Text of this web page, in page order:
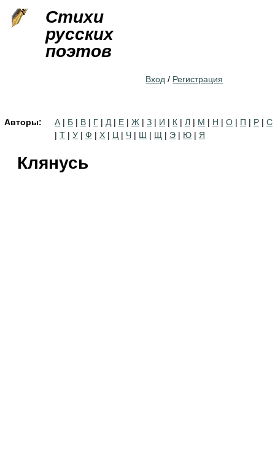
Стихи
русских
поэтов
Вход / Регистрация
Авторы: А | Б | В | Г | Д | Е | Ж | З | И | К | Л | М | Н | О | П | Р | С
| Т | У | Ф | Х | Ц | Ч | Ш | Щ | Э | Ю | Я
Клянусь